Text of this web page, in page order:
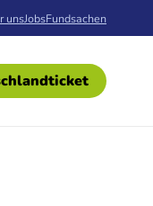
unsJobsFundsachen